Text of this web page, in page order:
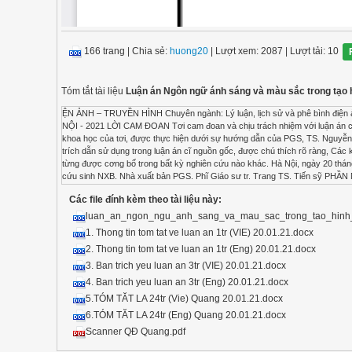
166 trang Chia sẻ: huong20 | Lượt xem: 2087 | Lượt tải: 10
Tóm tắt tài liệu Luận án Ngôn ngữ ánh sáng và màu sắc trong tạo
ỆN ẢNH – TRUYỀN HÌNH Chuyên ngành: Lý luận, lịch sử và phê bình điện ảnh – truyền hình Mã ngành: 9 21 02 31 Người hướng dẫn khoa học PGS, TS. NGUYỄN MẠNH LÂN HÀ NỘI - 2021 LỜI CAM ĐOAN Tơi cam đoan và chịu trách nhiệm với luận án cĩ tên đề tài Ngơn ngữ ánh sáng và màu sắc trong tạo hình điện ảnh phim truyện là cơng trình nghiên cứu khoa học của tơi, được thực hiện dưới sự hướng dẫn của PGS, TS. Nguyễn Mạnh Lân và giúp đỡ của các nhà khoa học, các nhà chuyên mơn về nghệ thuật điện ảnh khác. Các trích dẫn sử dụng trong luận án cĩ nguồn gốc, được chú thích rõ ràng, Các kết quả nghiên cứu trong luận án do tơi tìm hiểu, phân tích một cách trung thực, khách quan và chưa từng được cơng bố trong bất kỳ nghiên cứu nào khác. Hà Nội, ngày 20 tháng 01 năm 2021 Nghiên cứu sinh Phạm Huy Quang MỤC LỤC DANH MỤC CHỮ VIẾT TẮT NCS. Nghiên cứu sinh NXB. Nhà xuất bản PGS. Phĩ Giáo sư tr. Trang TS. Tiến sỹ PHẦN MỞ ĐẦU Lý do lựa chọn đề tài nghiên cứu Sáng tạo tác phẩm phim truyện điện ảnh cịn được gọi là tạo hình điện ảnh. Đây là cơng việc được thực hiện bởi tập thể những người làm phim, với nhiều thành phần cùng những loại hình nghệ thuật khác nhau. Đĩ là tạo hình đạo diễn (nghệ thuật kể chuyện bằng hình ảnh, âm thanh); Tạo hình quay phim (nghệ thuật tạo hình ảnh, trong đĩ cĩ ánh sáng, màu sắc); Tạo hình thiết kế mỹ thuật (nghệ thuật kiến trúc, hội họa, hĩa trang, phục trang, đạo cụ); Tạo hình âm thanh (nghệ thuật âm nhạc, tiếng động); Tạo hình nhân vật của diễn viên (nghệ thuật diễn xuất) Các tạo hình này kết hợp với nhau để làm nên tác phẩm phim truyện điện ảnh cĩ ngơn ngữ riêng, ngơn ngữ điện ảnh. Ngơn ngữ điện ảnh là sự kết hợp hình ảnh (trong đĩ cĩ ánh sáng, màu sắc) với âm thanh (lời thoại, tiếng động, âm nhạc) và nghệ thuật dựng phim (montage). Tính đặc biệt của ngơn ngữ điện ảnh khơng chỉ thể hiện ở việc nĩ được tạo ra như thế nào, mà cịn ở cách người ta cảm nhận nĩ. M. Martin viết về ngơn ngữ điện ảnh như sau: “... Người ta cảm nhận nĩ khơng chỉ bằng tai, bằng mắt mà cịn cả bằng cảm xúc và trái tim” [20, tr. 32]. Hình ảnh là thành phần trước hết của ngơn ngữ điện ảnh, đĩng vai trị quan trọng trong thể hiện nội dung tác phẩm phim truyện. Hình ảnh điện ảnh luơn bao gồm ánh sáng và màu sắc. Ánh sáng, màu sắc trong hình ảnh điện ảnh được chủ động tạo ra để sử dụng với nhiều mục đích. Chúng tham gia thể hiện các sắc thái tình cảm, tạo dựng khơng khí của khơng gian – thời gian phim, hồn cảnh nhân vật, thể hiện tính cách nhân vật, gĩp phần xây dựng hình tượng nhân vật, tạo hiệu quả nghệ thuật cho bộ phim, tác động vào cảm xúc của người xem Đạo diễn nổi tiếng người Italy với nhiều tác phẩm điện ảnh thành cơng, Frederico Fellini trong cuốn sách Làm phim (Making a film) của mình đã đánh giá vai trị của ánh sáng trong điện ảnh như sau: “ điện ảnh là hình ảnh và ánh sáng là yếu tố cơ bản của nĩ” [58, tr. 218]. Như vậy, cĩ thể coi ánh sáng và màu sắc là ngơn ngữ của hình ảnh trong tác phẩm điện ảnh hay khơng? Điện ảnh cĩ mặt ở Việt Nam cả trăm năm nay. Tùy vào từng thời điểm, mà nĩ đã trải qua những thăng trầm. Cĩ lúc nĩ phát triển tốt, và cũng cĩ lúc suy thối. Với tìm tịi và sáng tạo của người nghệ sĩ, các tác phẩm phim truyện của điện ảnh Việt Nam ít nhiều đã phản ánh được hiện thực đất nước và con người Việt, nhưng vẫn cịn những hạn chế, ngay cả ở những tác phẩm được coi là thành cơng. Hạn chế tồn tại ở nhiều phương diện, trong đĩ cĩ việc sử dụng ánh sáng và màu sắc, đặc biệt khi chúng được xem là phương tiện chuyển tải nội dung nhiều hơn, thơng điệp và ý nghĩa của câu chuyện đến người xem, như một thủ pháp phản ánh hiện thực. Hạn chế này cĩ phần do những thiếu thốn về kỹ thuật và đặc biệt do việc sử dụng phim màu trong sáng tạo nghệ thuật điện ảnh ở nước ta cũng mới chỉ cĩ một thời gian chưa dài. Vì thế, cần cĩ nghiên cứu đầy đủ, kỹ lưỡng ánh sáng và màu sắc ở phương diện là ngơn ngữ của hình ảnh trong tạo hình điện ảnh, giúp cho những người làm phim Việt Nam hiểu biết sâu sắc hơn và sử dụng chúng như một phương tiện kể chuyện hữu hiệu. Đây cũng là phần kiến thức quan trọng cần được nghiên cứu để giảng dạy trong các trường nghệ thuật điện
Các file đính kèm theo tài liệu này:
1. Thong tin tom tat ve luan an 1tr (VIE) 20.01.21.docx
2. Thong tin tom tat ve luan an 1tr (Eng) 20.01.21.docx
3. Ban trich yeu luan an 3tr (VIE) 20.01.21.docx
4. Ban trich yeu luan an 3tr (Eng) 20.01.21.docx
5.TÓM TĂT LA 24tr (Vie) Quang 20.01.21.docx
6.TÓM TĂT LA 24tr (Eng) Quang 20.01.21.docx
Scanner QĐ Quang.pdf